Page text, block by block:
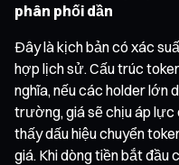
phân phối dần
Đây là kịch bản có xác
hợp lịch sử. Cấu trúc
nghĩa, nếu các holder lớn
trường, giá sẽ chịu áp lực
thấy dấu hiệu chuyển
giá. Khi dòng tiền bắt đầu